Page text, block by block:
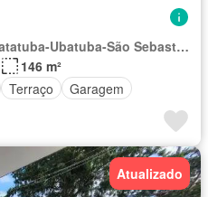
Região Imediata de Caraguatatuba-Ubatuba-São Sebastião, Região Metropolitana do Vale do Paraíba e Litoral Norte
146 m²
Terraço Garagem
Atualizado